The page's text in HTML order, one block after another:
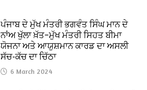
ਪੰਜਾਬ ਦੇ ਮੁੱਖ ਮੰਤਰੀ ਭਗਵੰਤ ਸਿੰਘ ਮਾਨ ਦੇ
ਨਾਂਅ ਖੁੱਲਾ ਖ਼ੱਤ–ਮੁੱਖ ਮੰਤਰੀ ਸਿਹਤ ਬੀਮਾ
ਯੋਜਨਾ ਅਤੇ ਆਯੁਸ਼ਮਾਨ ਕਾਰਡ ਦਾ ਅਸਲੀ
ਸੱਚ-ਕੱਚ ਦਾ ਚਿੱਠਾ
6 March 2024